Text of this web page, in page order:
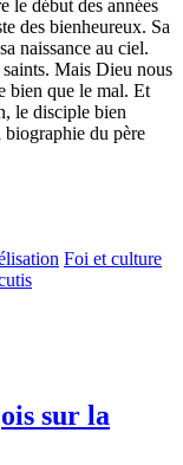
le début des années
des bienheureux. Sa
naissance au ciel.
Mais Dieu nous
bien que le mal. Et
le disciple bien
biographie du père
Foi et culture
sur la